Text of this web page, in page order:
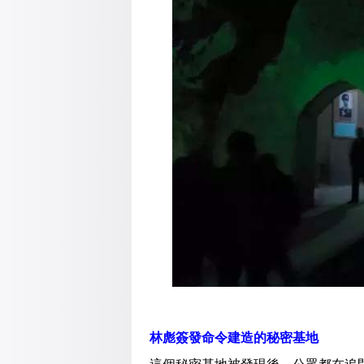
林彪簽發命令建造的秘密基地